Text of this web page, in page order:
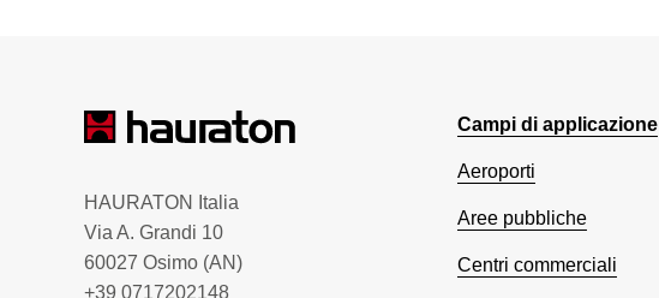
HAURATON Italia
Via A. Grandi 10
60027 Osimo (AN)
+39 0717202148
Campi di applicazione
Aeroporti
Aree pubbliche
Centri commerciali